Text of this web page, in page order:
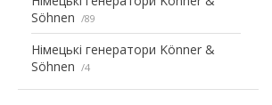
Söhnen
89
Німецькі генератори Könner &
Söhnen
4